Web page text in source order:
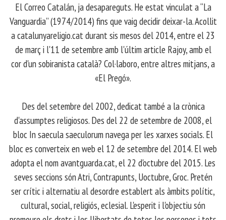
El Correo Catalán, ja desapareguts. He estat vinculat a “La
Vanguardia” (1974/2014) fins que vaig decidir deixar-la. Acollit
a catalunyareligio.cat durant sis mesos del 2014, entre el 23
de març i l'11 de setembre amb l'últim article Rajoy, amb el
cor d'un sobiranista català? Col·laboro, entre altres mitjans, a
«El Pregó».
​ Des del setembre del 2002, dedicat també a la crònica
d'assumptes religiosos. Des del 22 de setembre de 2008, el
bloc In saecula saeculorum navega per les xarxes socials. El
bloc es converteix en web el 12 de setembre del 2014. El web
adopta el nom avantguarda.cat, el 22 d'octubre del 2015. Les
seves seccions són Atri, Contrapunts, Uoctubre, Groc. Pretén
ser crític i alternatiu al desordre establert als àmbits polític,
cultural, social, religiós, eclesial. L'esperit i l'objectiu són